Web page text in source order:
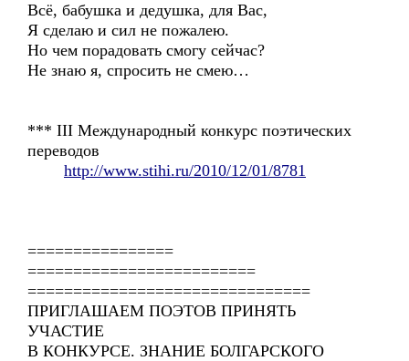
Всё, бабушка и дедушка, для Вас,
Я сделаю и сил не пожалею.
Но чем порадовать смогу сейчас?
Не знаю я, спросить не смею…
*** ІІІ Международный конкурс поэтических
переводов
http://www.stihi.ru/2010/12/01/8781
================
=========================
===============================
ПРИГЛАШАЕМ ПОЭТОВ ПРИНЯТЬ
УЧАСТИЕ
В КОНКУРСЕ. ЗНАНИЕ БОЛГАРСКОГО